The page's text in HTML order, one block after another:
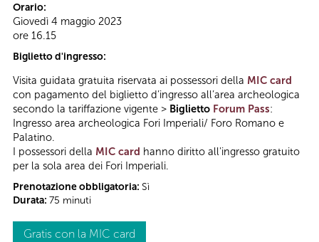
Orario:
Giovedì 4 maggio 2023
ore 16.15
Biglietto d'ingresso:
Visita guidata gratuita riservata ai possessori della MIC card
con pagamento del biglietto d’ingresso all’area archeologica
secondo la tariffazione vigente > Biglietto Forum Pass:
Ingresso area archeologica Fori Imperiali/ Foro Romano e
Palatino.
I possessori della MIC card hanno diritto all'ingresso gratuito
per la sola area dei Fori Imperiali.
Prenotazione obbligatoria: Sì
Durata: 75 minuti
Gratis con la MIC card